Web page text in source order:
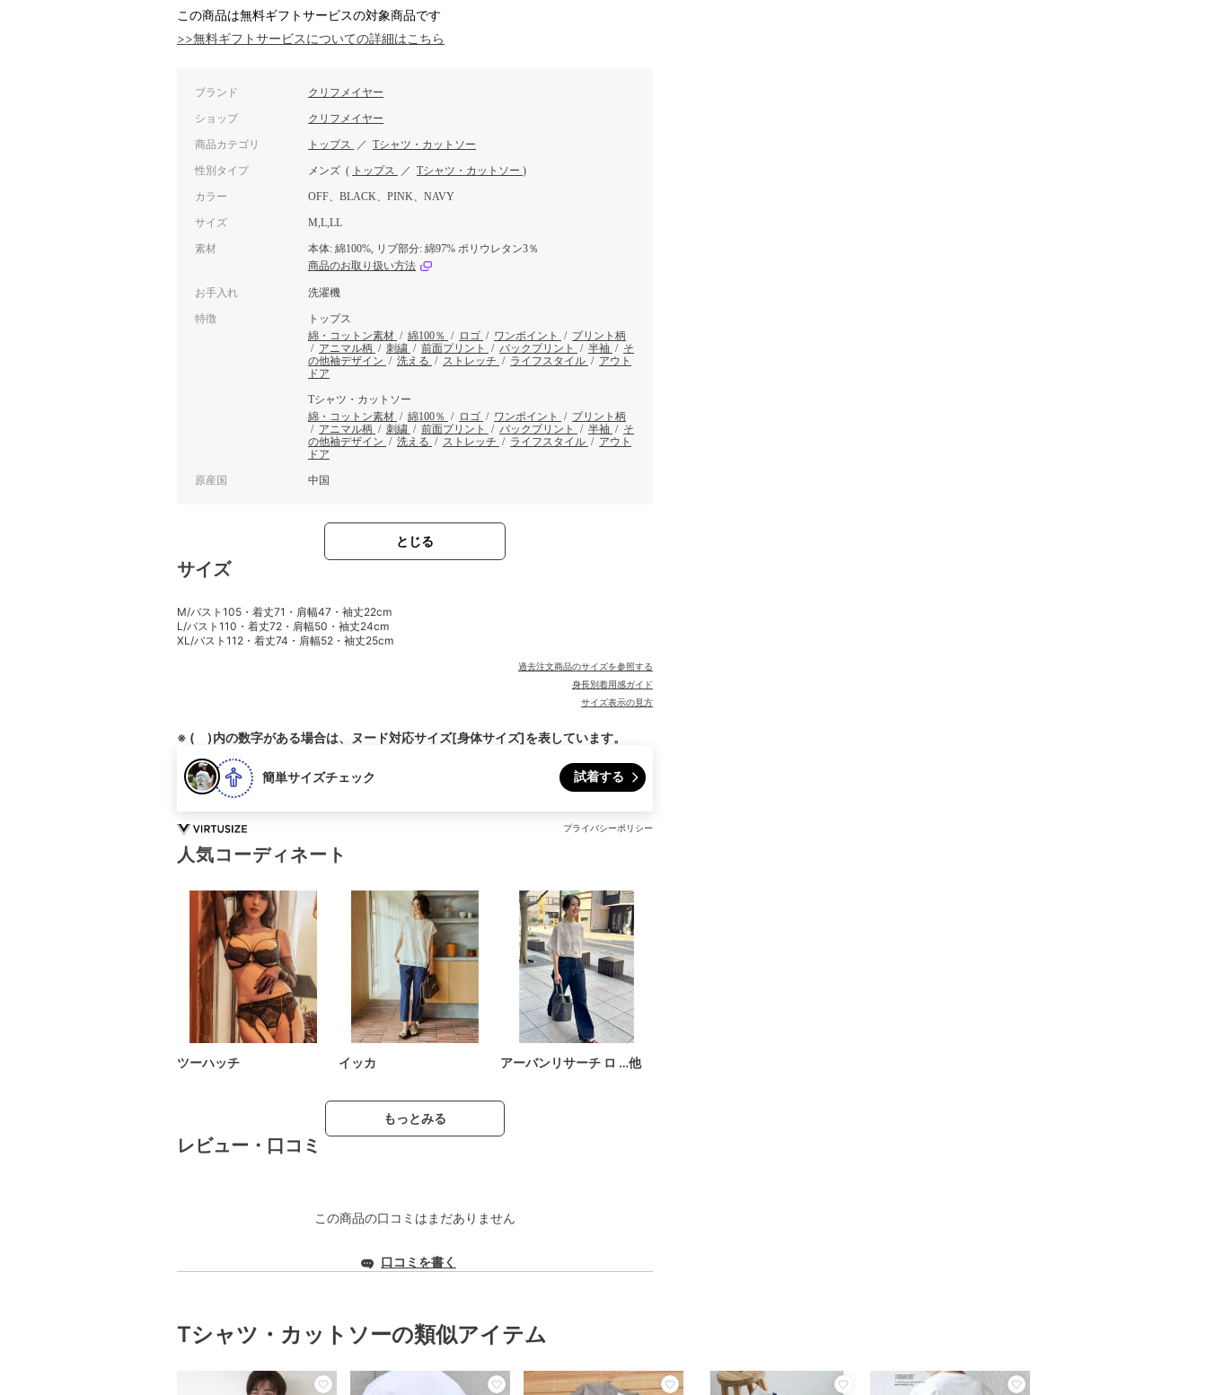
この商品は無料ギフトサービスの対象商品です
>>無料ギフトサービスについての詳細はこちら
ブランド クリフメイヤー
ショップ クリフメイヤー
商品カテゴリ トップス ／ Tシャツ・カットソー
性別タイプ メンズ ( トップス ／ Tシャツ・カットソー )
カラー OFF、BLACK、PINK、NAVY
サイズ M,L,LL
素材
本体: 綿100%, リブ部分: 綿97% ポリウレタン3％
商品のお取り扱い方法
お手入れ 洗濯機
特徴
トップス
綿・コットン素材 / 綿100％ / ロゴ / ワンポイント / プリント柄
/ アニマル柄 / 刺繍 / 前面プリント / バックプリント / 半袖 / そ
の他袖デザイン / 洗える / ストレッチ / ライフスタイル / アウト
ドア
Tシャツ・カットソー
綿・コットン素材 / 綿100％ / ロゴ / ワンポイント / プリント柄
/ アニマル柄 / 刺繍 / 前面プリント / バックプリント / 半袖 / そ
の他袖デザイン / 洗える / ストレッチ / ライフスタイル / アウト
ドア
原産国 中国
とじる
サイズ
M/バスト105・着丈71・肩幅47・袖丈22cm
L/バスト110・着丈72・肩幅50・袖丈24cm
XL/バスト112・着丈74・肩幅52・袖丈25cm
過去注文商品のサイズを参照する
身長別着用感ガイド
サイズ表示の見方
※ ( )内の数字がある場合は、ヌード対応サイズ[身体サイズ]を表しています。
簡単サイズチェック 試着する
プライバシーポリシー
人気コーディネート
ツーハッチ イッカ アーバンリサーチ ロ …他
もっとみる
レビュー・口コミ
この商品の口コミはまだありません
口コミを書く
Tシャツ・カットソーの類似アイテム